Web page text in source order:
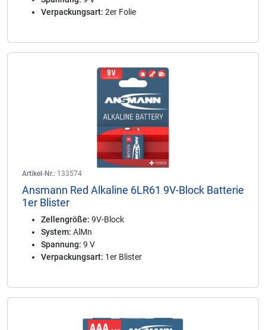
Verpackungsart: 2er Folie
Artikel-Nr.: 133574
Ansmann Red Alkaline 6LR61 9V-Block Batterie
1er Blister
Zellengröße: 9V-Block
System: AlMn
Spannung: 9 V
Verpackungsart: 1er Blister